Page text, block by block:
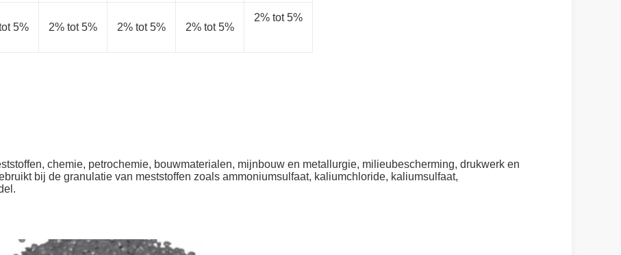
5% 2% tot 5% 2% tot 5% 2% tot 5%
2% tot 5%
chemie, petrochemie, bouwmaterialen, mijnbouw en metallurgie, milieubescherming, drukwerk en
bij de granulatie van meststoffen zoals ammoniumsulfaat, kaliumchloride, kaliumsulfaat,